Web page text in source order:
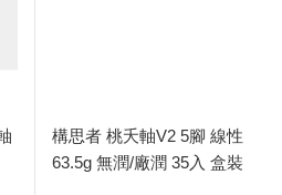
構思者 桃夭軸V2 5腳 線性
63.5g 無潤/廠潤 35入 盒裝